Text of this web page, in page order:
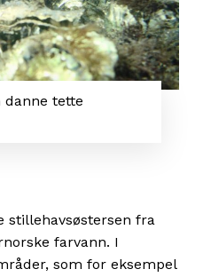
danne tette
stillehavsøstersen fra
farvann. I
som for eksempel